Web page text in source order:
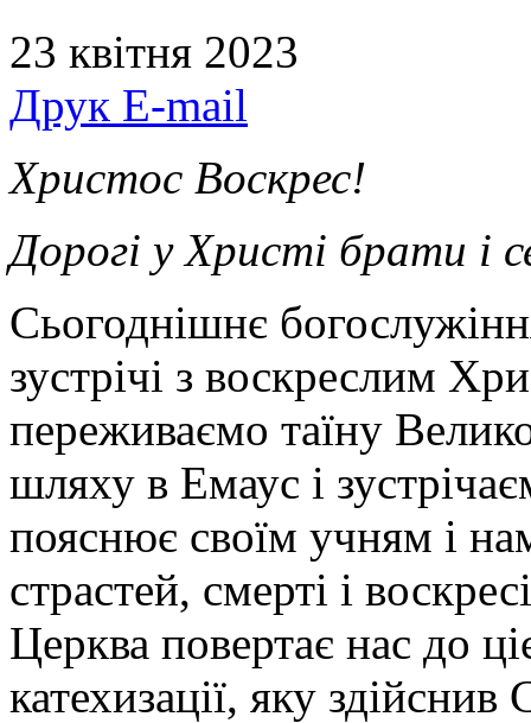
23 квітня 2023
Друк E-mail
Христос Воскрес!
Дорогі у Христі брати і
Сьогоднішнє
зустрічі з воскреслим
переживаємо таїну
шляху в Емаус і
пояснює своїм учням і
страстей, смерті і
Церква повертає нас до
катехизації, яку